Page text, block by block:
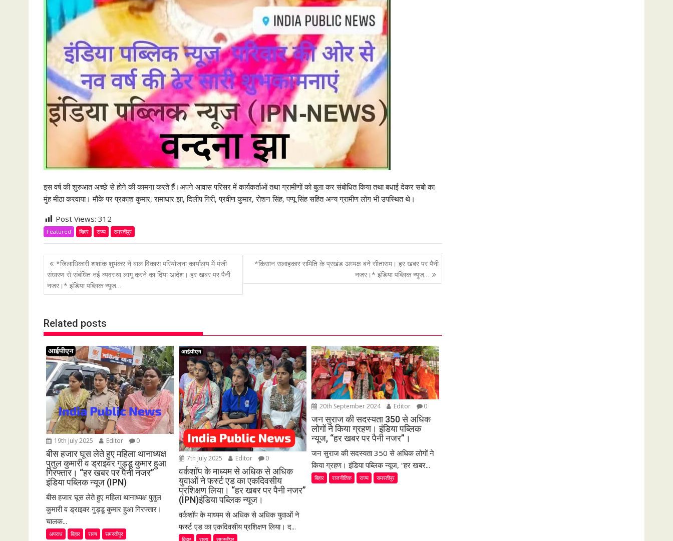
इस वर्ष की शुरुआत अच्छे से होने की कामना करते हैैं।अपने आवास परिसर में कार्यकर्ताओं तथा ग्रामीणों को बुला कर संबोधित किया तथा बधाई देकर सबो का
मुंह मीठा करवाया। मौके पर प्रकाश कुमार, रामाधार झा, दिलीप गिरी, प्रवीण कुमार, रोशन सिंह, पप्पू सिंह सहित अन्य ग्रामीण लोग भी उपस्थित थे।
Post Views: 312
Featured बिहार राज्य समस्तीपुर
P
o
s
n
a
i
g
a
t
o
n
*जिलाधिकारी शशांक शुभंकर ने बाल विकास परियोजना कार्यालय में पंजी
संधारण से संबंधित नई व्यवस्था लागू करने का दिया आदेश। हर खबर पर पैनी
नजर।* इंडिया पब्लिक न्यूज…
*किसान सलाहकार समिति के प्रखंड अध्यक्ष बने सीताराम। हर खबर पर पैनी
नजर।* इंडिया पब्लिक न्यूज…
Related posts
19th July 2025 Editor 0
बीस हजार घूस लेते हुए महिला थानाध्यक्ष
पुतुल कुमारी व ड्राइवर गुड्डू कुमार हुआ
गिरफ्तार। “हर खबर पर पैनी नजर”
इंडिया पब्लिक न्यूज (IPN)
बीस हजार घूस लेते हुए महिला थानाध्यक्ष पुतुल
कुमारी व ड्राइवर गुड्डू कुमार हुआ गिरफ्तार।
चालक...
अपराध बिहार राज्य समस्तीपुर
7th July 2025 Editor 0
वर्कशॉप के माध्यम से अधिक से अधिक
युवाओं ने फर्स्ट एड का एकदिवसीय
प्रशिक्षण लिया। “हर खबर पर पैनी नजर”
(IPN)इंडिया पब्लिक न्यूज।
वर्कशॉप के माध्यम से अधिक से अधिक युवाओं ने
फर्स्ट एड का एकदिवसीय प्रशिक्षण लिया। द...
बिहार राज्य समस्तीपुर
20th September 2024 Editor 0
जन सुराज की सदस्यता 350 से अधिक
लोगों ने किया ग्रहण। इंडिया पब्लिक
न्यूज, “हर खबर पर पैनी नजर”।
जन सुराज की सदस्यता 350 से अधिक लोगों ने
किया ग्रहण। इंडिया पब्लिक न्यूज, “हर खबर...
बिहार राजनीतिक राज्य समस्तीपुर